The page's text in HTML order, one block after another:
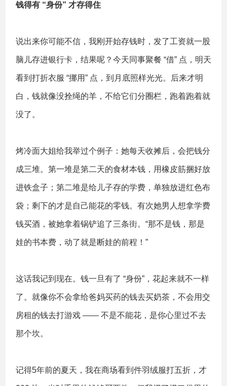
钱得有 “身份” 才存得住
说出来你可能不信，我刚开始存钱时，发了工资就一股
脑儿存进银行卡，结果呢？今天同事聚餐 “借” 点，明天
看到打折衣服 “挪用” 点，到月底照样光光。后来才明
白，钱就像没拴绳的羊，不给它们分圈栏，跑着跑着就
没了。
烤冷面大姐给我举过个例子：她每天收摊后，会把钱分
成三堆。第一堆是第二天的食材本钱，用橡皮筋捆好放
进铁盒子；第二堆是给儿子存的学费，单独放进红色布
袋；剩下的才是自己能花的零钱。有次她男人想拿学费
钱买酒，被她拿着锅铲追了三条街。“那不是钱，那是
娃的书本费，动了就是断娃的前程！”
这话我记到现在。钱一旦有了 “身份”，花起来就不一样
了。就像你不会拿给爸妈买药的钱去买奶茶，不会用交
房租的钱去打游戏 —— 不是不能花，是你心里过不去
那个坎。
记得5年前的夏天，我在商场看到件羽绒服打五折，才